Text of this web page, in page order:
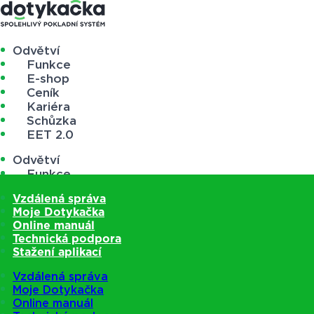
Odvětví
Funkce
E-shop
Ceník
Kariéra
Schůzka
EET 2.0
Odvětví
Funkce
Ceník
Kariéra
Schůzka
EET 2.0
Vzdálená správa
Moje Dotykačka
Online manuál
Technická podpora
Stažení aplikací
Vzdálená správa
Moje Dotykačka
Online manuál